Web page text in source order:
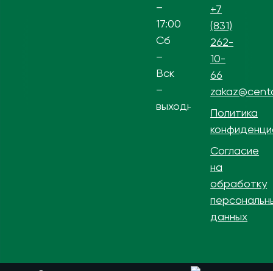
–
17:00
Сб
–
Вск
–
выходной
+7
(831)
262-
10-
66
Политика
Согласие
на
обработку
данных